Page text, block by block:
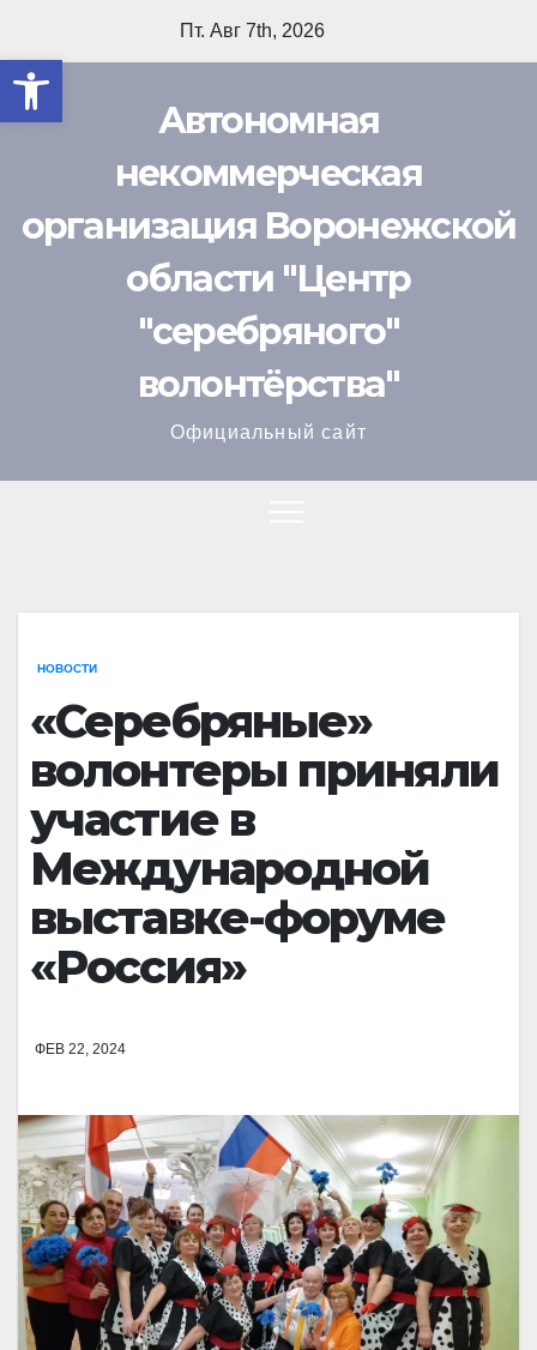
содержимому
Пт. Авг 7th, 2026
Автономная
некоммерческая
организация Воронежской
области "Центр
"cеребряного"
волонтёрства"
Официальный сайт
НОВОСТИ
«Серебряные»
волонтеры приняли
участие в
Международной
выставке-форуме
«Россия»
ФЕВ 22, 2024
Открыть панель